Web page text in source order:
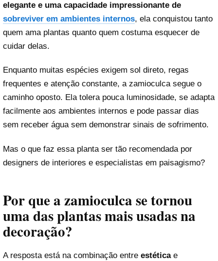
elegante e uma capacidade impressionante de
sobreviver em ambientes internos, ela conquistou tanto
quem ama plantas quanto quem costuma esquecer de
cuidar delas.
Enquanto muitas espécies exigem sol direto, regas
frequentes e atenção constante, a zamioculca segue o
caminho oposto. Ela tolera pouca luminosidade, se adapta
facilmente aos ambientes internos e pode passar dias
sem receber água sem demonstrar sinais de sofrimento.
Mas o que faz essa planta ser tão recomendada por
designers de interiores e especialistas em paisagismo?
Por que a zamioculca se tornou
uma das plantas mais usadas na
decoração?
A resposta está na combinação entre estética e